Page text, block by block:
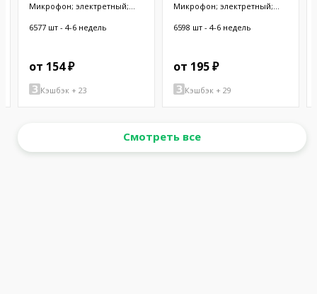
Микрофон; электретный;
Ø9,7x4,5мм; SMT
6577 шт - 4-6 недель
от 154 ₽
Кэшбэк + 23
Микрофон; электретный;
Ø9,4x6,5мм; SMT
6598 шт - 4-6 недель
от 195 ₽
Кэшбэк + 29
Смотреть все